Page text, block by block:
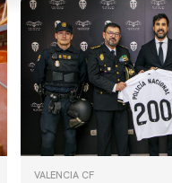
VALENCIA CF